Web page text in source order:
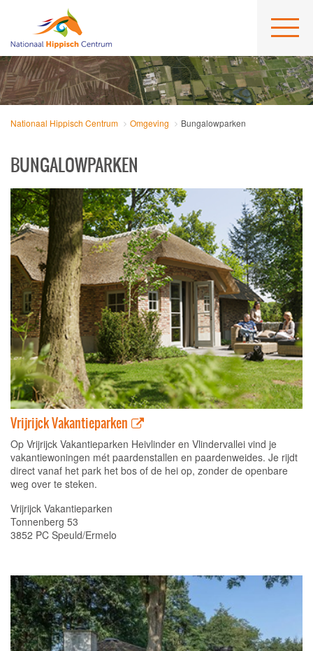
Nationaal Hippisch Centrum Omgeving Bungalowparken
BUNGALOWPARKEN
Vrijrijck Vakantieparken
Op Vrijrijck Vakantieparken Heivlinder en Vlindervallei vind je
vakantiewoningen mét paardenstallen en paardenweides. Je rijdt
direct vanaf het park het bos of de hei op, zonder de openbare
weg over te steken.
Vrijrijck Vakantieparken
Tonnenberg 53
3852 PC Speuld/Ermelo